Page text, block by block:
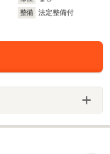
整備
法定整備付